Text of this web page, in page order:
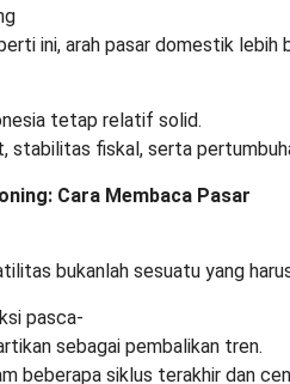
ini, arah pasar domestik
tetap relatif solid.
stabilitas fiskal, serta
Cara Membaca Pasar
bukanlah sesuatu yang
pasca-
sebagai pembalikan tren.
beberapa siklus terakhir dan